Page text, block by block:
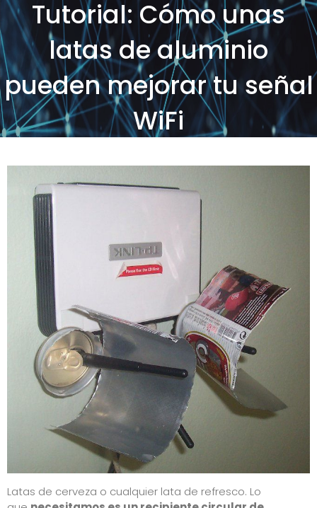
Tutorial: Cómo unas
latas de aluminio
pueden mejorar tu señal
WiFi
Latas de cerveza o cualquier lata de refresco. Lo